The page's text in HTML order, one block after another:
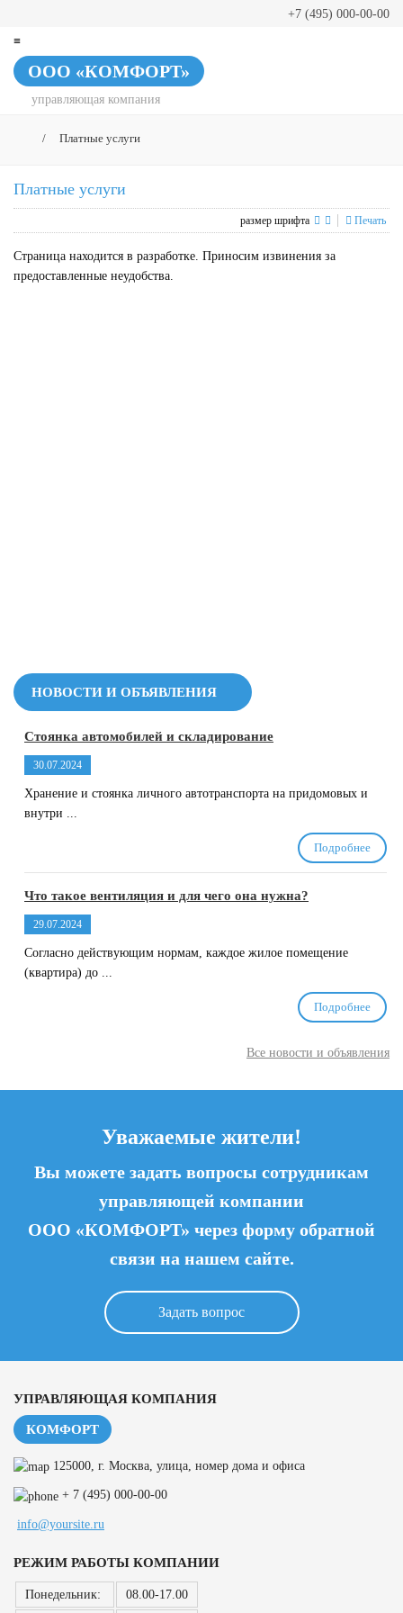
+7 (495) 000-00-00
≡
ООО «КОМФОРТ»
управляющая компания
/ Платные услуги
Платные услуги
размер шрифта Печать
Страница находится в разработке. Приносим извинения за
предоставленные неудобства.
НОВОСТИ И ОБЪЯВЛЕНИЯ
Стоянка автомобилей и складирование
30.07.2024
Хранение и стоянка личного автотранспорта на придомовых и
внутри ...
Подробнее
Что такое вентиляция и для чего она нужна?
29.07.2024
Согласно действующим нормам, каждое жилое помещение
(квартира) до ...
Подробнее
Все новости и объявления
Уважаемые жители!
Вы можете задать вопросы сотрудникам
управляющей компании
ООО «КОМФОРТ» через форму обратной
связи на нашем сайте.
Задать вопрос
УПРАВЛЯЮЩАЯ КОМПАНИЯ
КОМФОРТ
125000, г. Москва, улица, номер дома и офиса
+ 7 (495) 000-00-00
info@yoursite.ru
РЕЖИМ РАБОТЫ КОМПАНИИ
Понедельник: 08.00-17.00